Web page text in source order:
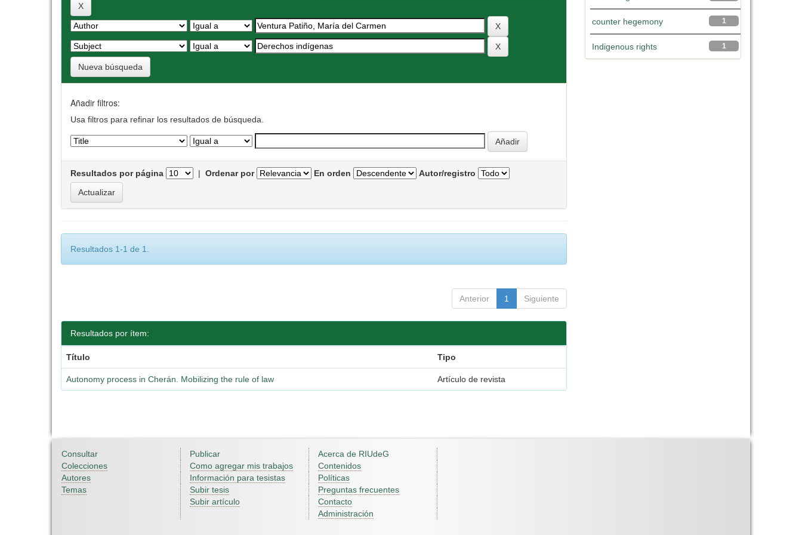
Nueva búsqueda
Añadir filtros:
Usa filtros para refinar los resultados de búsqueda.
Resultados por página | Ordenar por En orden Autor/registro
Resultados 1-1 de 1.
Anterior 1 Siguiente
Resultados por ítem:
Título Tipo
Autonomy process in Cherán. Mobilizing the rule of law Artículo de revista
1
counter hegemony
1
Indigenous rights
Consultar
Colecciones
Autores
Temas
Publicar
Como agregar mis trabajos
Información para tesistas
Subir tesis
Subir artículo
Acerca de RIUdeG
Contenidos
Políticas
Preguntas frecuentes
Contacto
Administración